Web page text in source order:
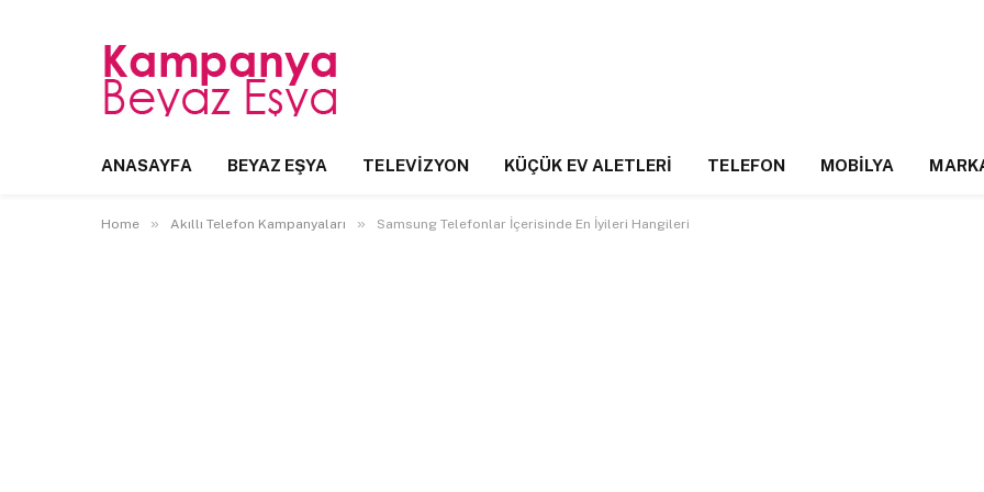
ANASAYFA BEYAZ EŞYA TELEVIZYON KÜÇÜK EV ALETLERI TELEFON MOBILYA
Home » Akıllı Telefon Kampanyaları » Samsung Telefonlar İçerisinde En İyileri Hangileri